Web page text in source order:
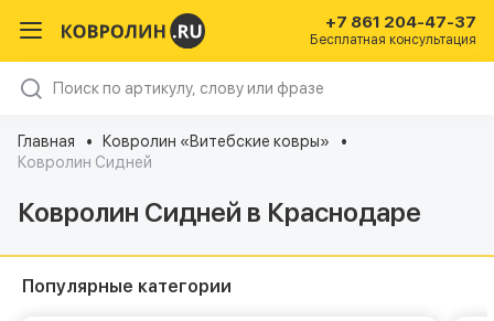
+7 861 204-47-37
Бесплатная консультация
Главная
Ковролин «Витебские ковры»
Ковролин Сидней
Ковролин Сидней в Краснодаре
Популярные категории